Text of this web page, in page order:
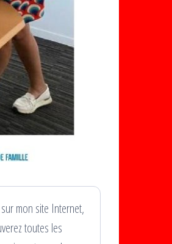
mon site Internet,
toutes les